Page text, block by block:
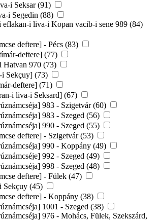
i Seksar (91)
i Segedin (88)
i liva-i Kopan vacib-i sene 989 (84)
deftere] - Pécs (83)
deftere] (77)
970 (73)
Sekçuy] (73)
deftere] (71)
i liva-i Seksard] (67)
983 - Szigetvár (60)
983 - Szeged (56)
990 - Szeged (55)
deftere] - Szigetvár (53)
990 - Koppány (49)
992 - Szeged (49)
998 - Szeged (48)
deftere] - Fülek (47)
Sekçuy (45)
deftere] - Koppány (38)
1001 - Szeged (38)
976 - Mohács, Fülek, Szekszárd,